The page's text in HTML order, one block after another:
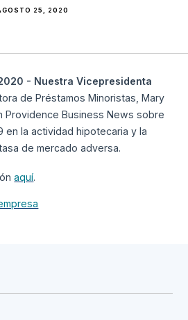
25, 2020
- Nuestra Vicepresidenta
de Préstamos Minoristas, Mary
Providence Business News sobre
en la actividad hipotecaria y la
de mercado adversa.
aquí.